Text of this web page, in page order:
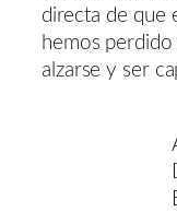
directa de que
hemos perdido
alzarse y ser